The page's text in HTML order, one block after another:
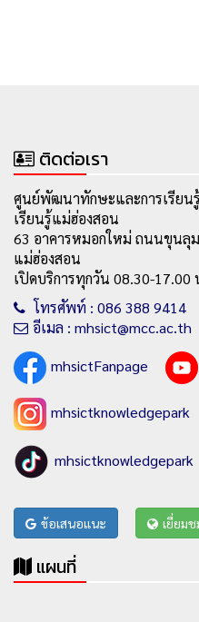
ติดต่อเรา
ศูนย์พัฒนาทักษะและการเรียน
เรียนรู้แม่ฮ่องสอน
63 อาคารหมอกใหม่ ถนนขุนลุ
แม่ฮ่องสอน
เปิดบริการทุกวัน 08.30-17.00
โทรศัพท์ : 086 388 9414
อีเมล : mhsict@mcc.ac.th
mhsictFanpage
mhsictknowledgepark
mhsictknowledgepark
ข้อเสนอแนะ เยี่ยม
แผนที่